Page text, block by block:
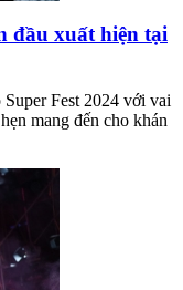
đầu xuất hiện tại
Fest 2024 với vai
mang đến cho khán